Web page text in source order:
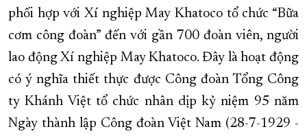
XÂY DỰNG NÔNG THÔN MỚI LỊCH CẮT ĐIỆN
TÀU - XE - MÁY BAY
KỶ NIỆM 370 NĂM XÂY DỰNG VÀ PHÁT TRIỂN TỈNH KHÁNH HÒA
KHOẢNH KHẮC ĐẸP XỨ TRẦM
XÂY DỰNG KHÁNH HÒA TRỞ THÀNH THÀNH PHỐ TRỰC THUỘC
ĐẠI HỘI ĐẢNG CÁC CẤP TRANG CHỦ VỀ BÁO KHÁNH HÒA
phối hợp với Xí nghiệp May Khatoco tổ chức “Bữa
cơm công đoàn” đến với gần 700 đoàn viên, người
lao động Xí nghiệp May Khatoco. Đây là hoạt động
có ý nghĩa thiết thực được Công đoàn Tổng Công
ty Khánh Việt tổ chức nhân dịp kỷ niệm 95 năm
Ngày thành lập Công đoàn Việt Nam (28-7-1929 -